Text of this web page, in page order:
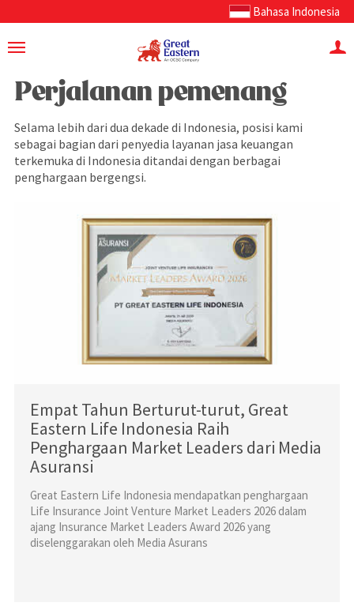
Bahasa Indonesia
Perjalanan pemenang
Selama lebih dari dua dekade di Indonesia, posisi kami
sebagai bagian dari penyedia layanan jasa keuangan
terkemuka di Indonesia ditandai dengan berbagai
penghargaan bergengsi.
Empat Tahun Berturut-turut, Great
Eastern Life Indonesia Raih
Penghargaan Market Leaders dari Media
Asuransi
Great Eastern Life Indonesia mendapatkan penghargaan
Life Insurance Joint Venture Market Leaders 2026 dalam
ajang Insurance Market Leaders Award 2026 yang
diselenggarakan oleh Media Asurans